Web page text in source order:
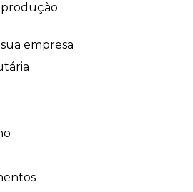
empresa